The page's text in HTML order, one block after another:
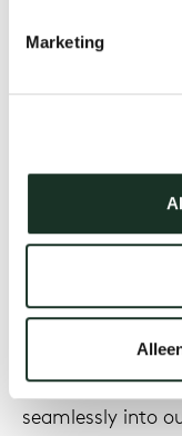
Marketing
Designer
Description
Our cable
seamlessly into